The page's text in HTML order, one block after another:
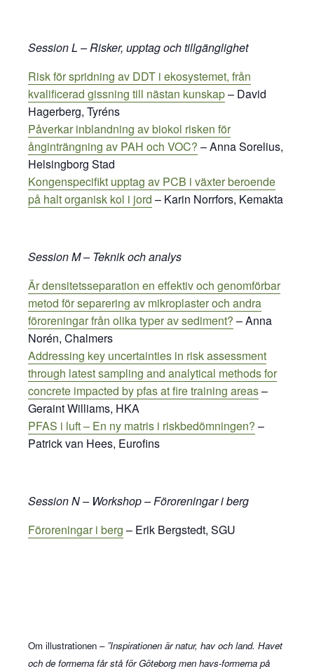
Session L – Risker, upptag och tillgänglighet
Risk för spridning av DDT i ekosystemet, från
kvalificerad gissning till nästan kunskap– David
Hagerberg, Tyréns
Påverkar inblandning av biokol risken för
ånginträngning av PAH och VOC? – Anna Sorelius,
Helsingborg Stad
Kongenspecifikt upptag av PCB i växter beroende
på halt organisk kol i jord – Karin Norrfors, Kemakta
Session M – Teknik och analys
Är densitetsseparation en effektiv och genomförbar
metod för separering av mikroplaster och andra
föroreningar från olika typer av sediment? – Anna
Norén, Chalmers
Addressing key uncertainties in risk assessment
through latest sampling and analytical methods for
concrete impacted by pfas at fire training areas–
Geraint Williams, HKA
PFAS i luft – En ny matris i riskbedömningen? –
Patrick van Hees, Eurofins
Session N – Workshop– Föroreningar i berg
Föroreningar i berg – Erik Bergstedt, SGU
Om illustrationen – ”Inspirationen är natur, hav och land. Havet
och de formerna får stå för Göteborg men havs-formerna på